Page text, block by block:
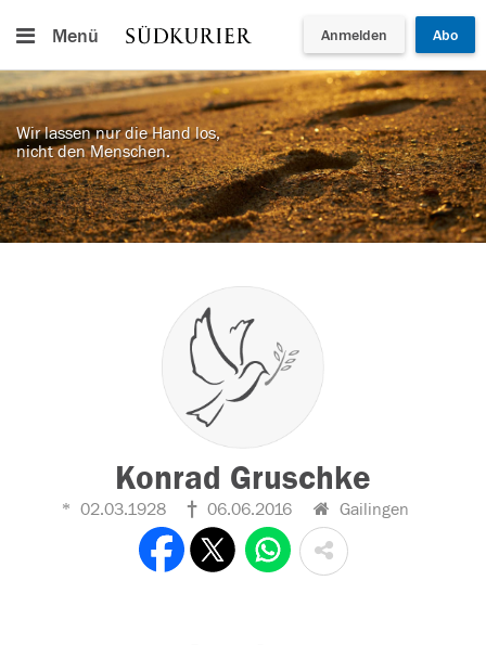
Menü Anmelden Abo
Wir lassen nur die Hand los,
nicht den Menschen.
Konrad Gruschke
02.03.1928 06.06.2016 Gailingen